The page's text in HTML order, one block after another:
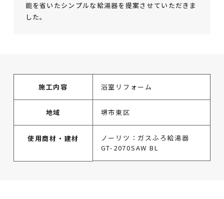
能を省いたシンプルな給湯器を提案させていただきま
した。
施工内容 浴室リフォーム
地域 堺市東区
使用商材・建材
ノーリツ：ガスふろ給湯器
GT-2070SAW BL